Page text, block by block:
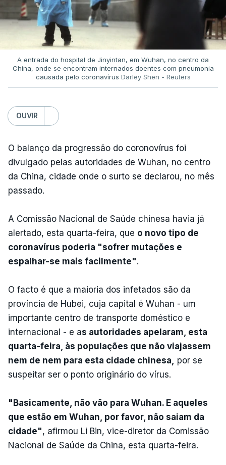
A entrada do hospital de Jinyintan, em Wuhan, no centro da
China, onde se encontram internados doentes com pneumonia
causada pelo coronavírus Darley Shen - Reuters
OUVIR
O balanço da progressão do coronovírus foi
divulgado pelas autoridades de Wuhan, no centro
da China, cidade onde o surto se declarou, no mês
passado.
A Comissão Nacional de Saúde chinesa havia já
alertado, esta quarta-feira, que o novo tipo de
coronavírus poderia "sofrer mutações e
espalhar-se mais facilmente".
O facto é que a maioria dos infetados são da
província de Hubei, cuja capital é Wuhan - um
importante centro de transporte doméstico e
internacional - e as autoridades apelaram, esta
quarta-feira, às populações que não viajassem
nem de nem para esta cidade chinesa,
por se
suspeitar ser o ponto originário do vírus.
"Basicamente, não vão para Wuhan. E aqueles
que estão em Wuhan, por favor, não saiam da
cidade", afirmou Li Bin, vice-diretor da Comissão
Nacional de Saúde da China, esta quarta-feira.